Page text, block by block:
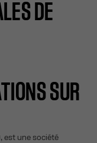
DE
SUR
est une société